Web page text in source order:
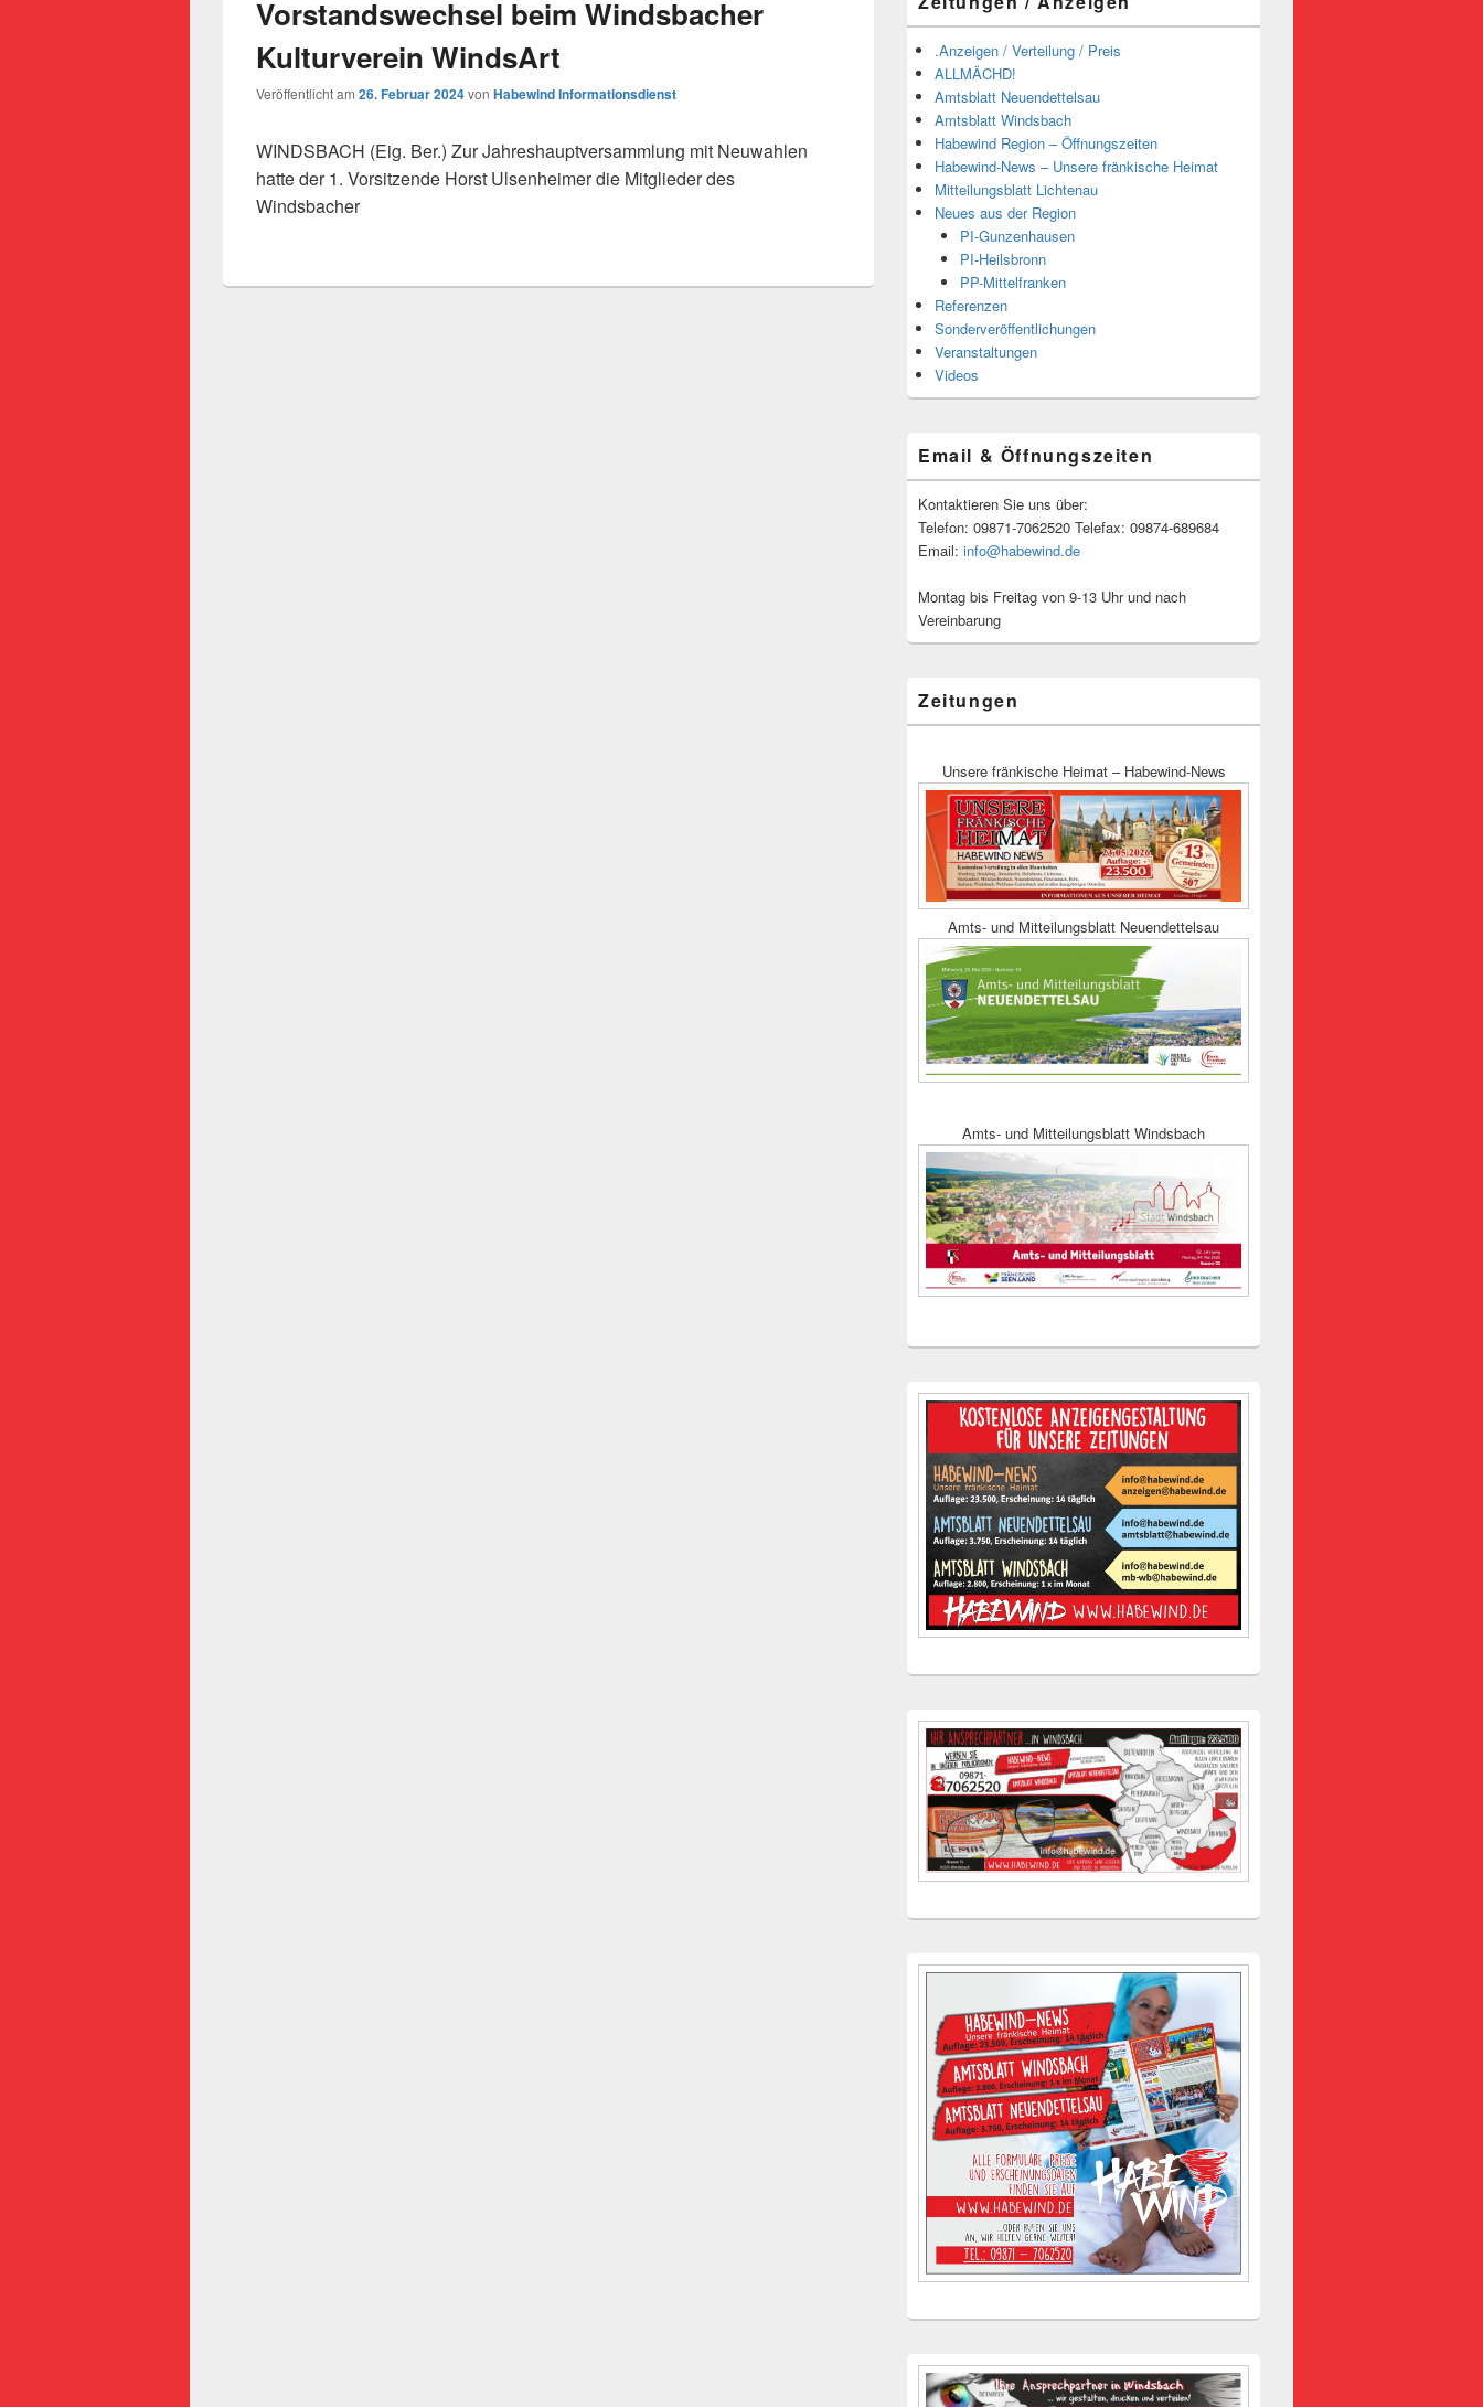
Vorstandswechsel beim Windsbacher
Kulturverein WindsArt
Veröffentlicht am 26. Februar 2024von Habewind Informationsdienst
WINDSBACH (Eig. Ber.) Zur Jahreshauptversammlung mit Neuwahlen
hatte der 1. Vorsitzende Horst Ulsenheimer die Mitglieder des
Windsbacher
.Anzeigen / Verteilung / Preis
ALLMÄCHD!
Amtsblatt Neuendettelsau
Amtsblatt Windsbach
Habewind Region – Öffnungszeiten
Habewind-News – Unsere fränkische Heimat
Mitteilungsblatt Lichtenau
Neues aus der Region
PI-Gunzenhausen
PI-Heilsbronn
PP-Mittelfranken
Referenzen
Sonderveröffentlichungen
Veranstaltungen
Videos
Email & Öffnungszeiten
Kontaktieren Sie uns über:
Telefon: 09871-7062520 Telefax: 09874-689684
Email: info@habewind.de
Montag bis Freitag von 9-13 Uhr und nach
Vereinbarung
Zeitungen
Unsere fränkische Heimat – Habewind-News
Amts- und Mitteilungsblatt Neuendettelsau
Amts- und Mitteilungsblatt Windsbach